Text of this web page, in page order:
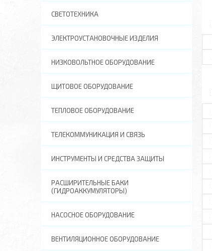
СВЕТОТЕХНИКА
ЭЛЕКТРОУСТАНОВОЧНЫЕ ИЗДЕЛИЯ
НИЗКОВОЛЬТНОЕ ОБОРУДОВАНИЕ
ЩИТОВОЕ ОБОРУДОВАНИЕ
ТЕПЛОВОЕ ОБОРУДОВАНИЕ
ТЕЛЕКОММУНИКАЦИЯ И СВЯЗЬ
ИНСТРУМЕНТЫ И СРЕДСТВА ЗАЩИТЫ
РАСШИРИТЕЛЬНЫЕ БАКИ
(ГИДРОАККУМУЛЯТОРЫ)
НАСОСНОЕ ОБОРУДОВАНИЕ
ВЕНТИЛЯЦИОННОЕ ОБОРУДОВАНИЕ